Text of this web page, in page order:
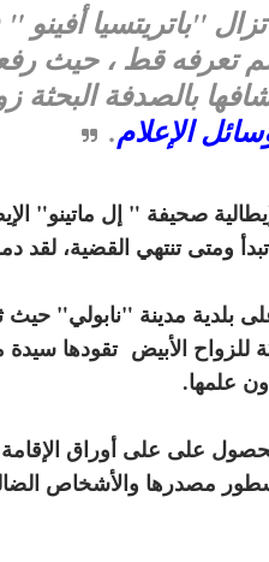
"26 سنة لم تعرفه قط
بالصدفة
الإعلام.
صحيفة " إل ماتينو"
ومتى تنتهي القضية، لقد
بلدية مدينة "نابولي" حيث
الأبيض تقودها سيدة
علمها.
على على أوراق الإقامة
مصدرها والأشخاص